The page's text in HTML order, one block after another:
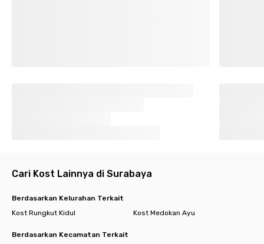
Cari Kost Lainnya di Surabaya
Berdasarkan Kelurahan Terkait
Kost Rungkut Kidul
Kost Medokan Ayu
Berdasarkan Kecamatan Terkait